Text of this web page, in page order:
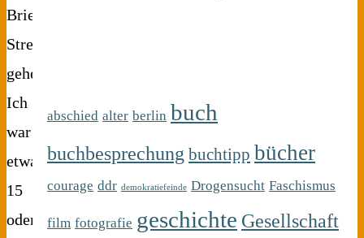
Briefe
Streng
geheim!
Ich
war
etwa
15
oder
abschied alter berlin buch
buchbesprechung buchtipp bücher
courage ddr demokratiefeinde Drogensucht Faschismus
film fotografie geschichte Gesellschaft